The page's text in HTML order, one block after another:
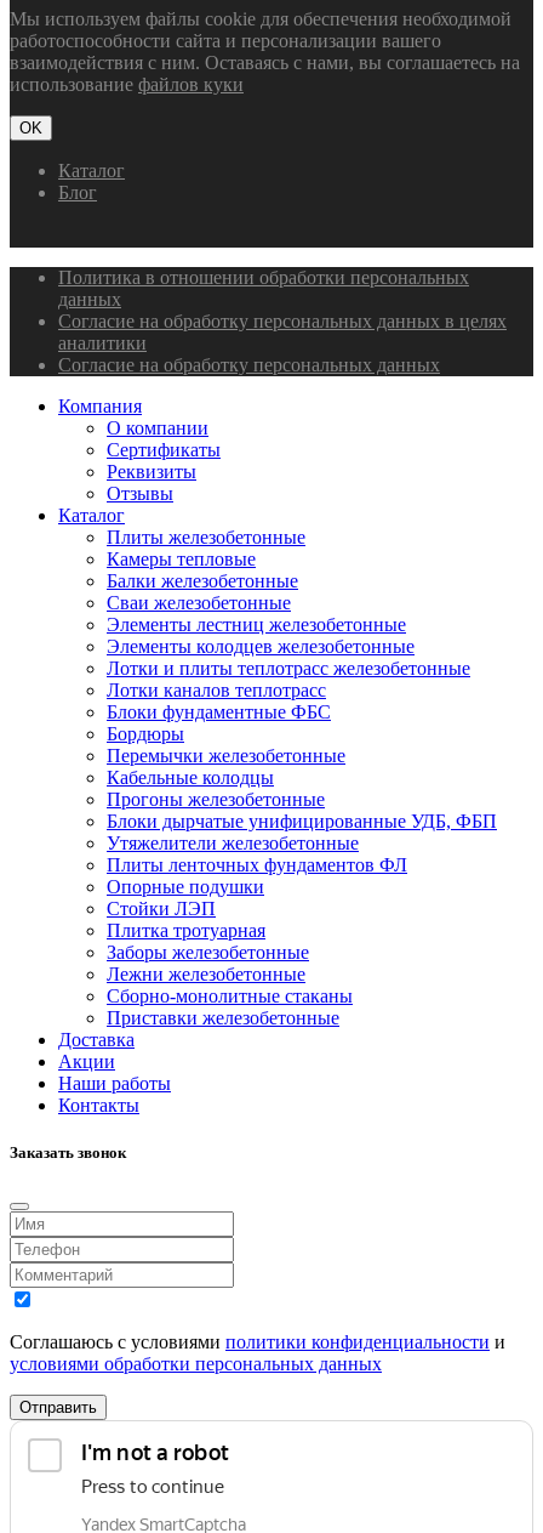
Мы используем файлы cookie для обеспечения необходимой
работоспособности сайта и персонализации вашего
взаимодействия с ним. Оставаясь с нами, вы соглашаетесь на
использование файлов куки
OK
Каталог
Блог
Политика в отношении обработки персональных
данных
Согласие на обработку персональных данных в целях
аналитики
Согласие на обработку персональных данных
Компания
О компании
Сертификаты
Реквизиты
Отзывы
Каталог
Плиты железобетонные
Камеры тепловые
Балки железобетонные
Сваи железобетонные
Элементы лестниц железобетонные
Элементы колодцев железобетонные
Лотки и плиты теплотрасс железобетонные
Лотки каналов теплотрасс
Блоки фундаментные ФБС
Бордюры
Перемычки железобетонные
Кабельные колодцы
Прогоны железобетонные
Блоки дырчатые унифицированные УДБ, ФБП
Утяжелители железобетонные
Плиты ленточных фундаментов ФЛ
Опорные подушки
Стойки ЛЭП
Плитка тротуарная
Заборы железобетонные
Лежни железобетонные
Сборно-монолитные стаканы
Приставки железобетонные
Доставка
Акции
Наши работы
Контакты
Заказать звонок
Соглашаюсь с условиями политики конфиденциальности и
условиями обработки персональных данных
Отправить